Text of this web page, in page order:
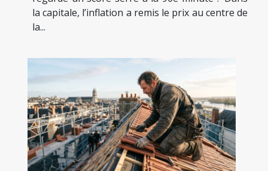
la capitale, l’inflation a remis le prix au centre de
la...